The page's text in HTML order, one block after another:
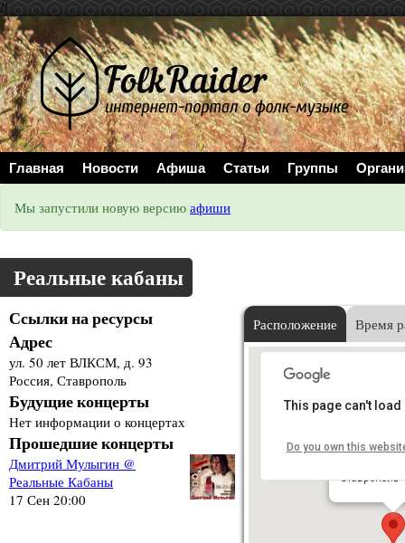
//
Главная Новости Афиша Статьи Группы
Мы запустили новую версию афиши
Реальные кабаны
Ссылки на ресурсы
Адрес
ул. 50 лет ВЛКСМ, д. 93
Россия, Ставрополь
Будущие концерты
Нет информации о концертах
Прошедшие концерты
Дмитрий Мулыгин @
Реальные Кабаны
17 Сен 20:00
Расположение Время
Реальные
Ставрополь
This page can't
Do you own this